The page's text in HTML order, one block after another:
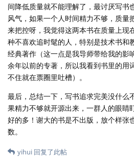
间降低质量就不能理解了，最讨厌写书
风气，如果一个人时间精力不够，质量
来把控呀，我觉得这两本书在质量上现
种不喜欢追时髦的人，特别是技术书和
经典著作（这一点是我导师带给我的影
余年以前的专著，所以我看到书里的用
不住就在票圈里吐槽）。
最后，总结一下，写书追求完美没什么
果精力不够就开源出来，一群人的眼睛
好的多！谢大的书是不出版，放个样张
数。
yihui 回复了此帖